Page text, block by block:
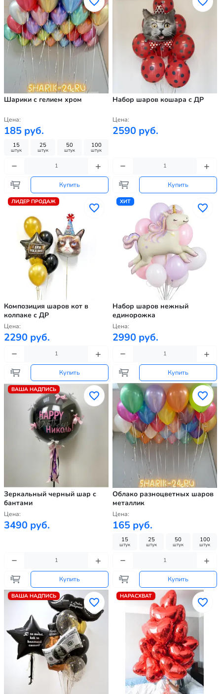
Шарики с гелием хром
Цена:
185 руб.
15
штук
25
штук
50
штук
100
штук
Купить
Набор шаров кошара с ДР
Цена:
2590 руб.
Купить
ЛИДЕР ПРОДАЖ
Композиция шаров кот в
колпаке с ДР
Цена:
2290 руб.
Купить
ХИТ
Набор шаров нежный
единорожка
Цена:
2990 руб.
Купить
ВАША НАДПИСЬ
Зеркальный черный шар с
бантами
Цена:
3490 руб.
Купить
Облако разноцветных шаров
металлик
Цена:
165 руб.
15
штук
25
штук
50
штук
100
штук
Купить
ВАША НАДПИСЬ НАРАСХВАТ